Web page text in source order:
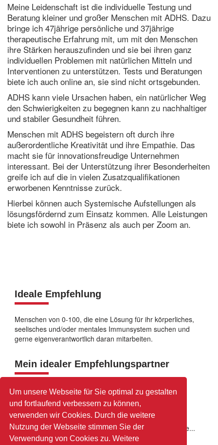
Um unsere Webseite für Sie optimal zu gestalten
und fortlaufend verbessern zu können,
verwenden wir Cookies. Durch die weitere
Nutzung der Webseite stimmen Sie der
Verwendung von Cookies zu. Weitere
Meine Leidenschaft ist die individuelle Testung und
Beratung kleiner und großer Menschen mit ADHS. Dazu
bringe ich 47jährige persönliche und 37jährige
therapeutische Erfahrung mit, um mit den Menschen
ihre Stärken herauszufinden und sie bei ihren ganz
individuellen Problemen mit natürlichen Mitteln und
Interventionen zu unterstützen. Tests und Beratungen
biete ich auch online an, sie sind nicht ortsgebunden.
ADHS kann viele Ursachen haben, ein natürlicher Weg
den Schwierigkeiten zu begegnen kann zu nachhaltiger
und stabiler Gesundheit führen.
Menschen mit ADHS begeistern oft durch ihre
außerordentliche Kreativität und ihre Empathie. Das
macht sie für innovationsfreudige Unternehmen
interessant. Bei der Unterstützung ihrer Besonderheiten
greife ich auf die in vielen Zusatzqualifikationen
erworbenen Kenntnisse zurück.
Hierbei können auch Systemische Aufstellungen als
lösungsfördernd zum Einsatz kommen. Alle Leistungen
biete ich sowohl in Präsenz als auch per Zoom an.
Ideale Empfehlung
Menschen von 0-100, die eine Lösung für ihr körperliches,
seelisches und/oder mentales Immunsystem suchen und
gerne eigenverantwortlich daran mitarbeiten.
Mein idealer Empfehlungspartner
Therapeuten und Fachleute aus dem gesundheitlichen
Umfeld, die eine ergänzende Unterstützung für ihre
Patienten oder Kunden suchen: z.B. Zahnärzte,
Physiotherapeuten, Osteopathen, Psychotherapeuten,
Ernährungsfachleute, Apotheker, Geomanten, Fachärzte...